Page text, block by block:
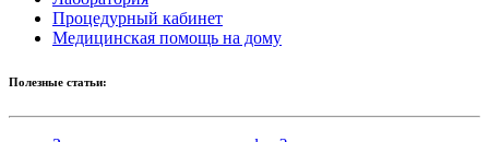
Процедурный кабинет
Медицинская помощь на дому
Полезные статьи: